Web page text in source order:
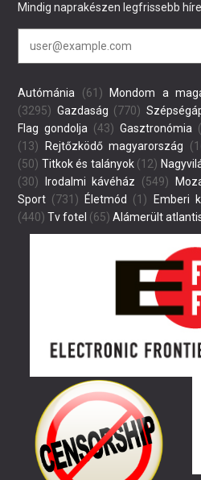
Mindig naprakészen legfrissebb
Autómánia (61) Mondom a
(3295) Gazdaság (770)
Flag gondolja (43) Gasztronómia
(13)
Rejtőzködő magyarország
(50) Titkok és talányok(12)
(30)
Irodalmi kávéház (549)
Sport (731) Életmód (1) Emberi
(440) Tv fotel (65) Alámerült